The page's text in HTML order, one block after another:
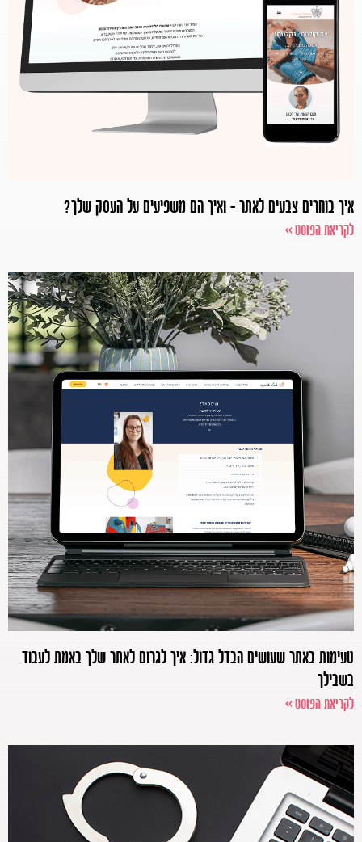
איך בוחרים צבעים לאתר – ואיך הם משפיעים על העסק שלך?
לקריאת הפוסט >>
טעימות באתר שעושים הבדל גדול: איך לגרום לאתר שלך באמת לעבוד
בשבילך
לקריאת הפוסט >>